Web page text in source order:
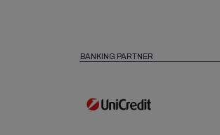
BANKING PARTNER